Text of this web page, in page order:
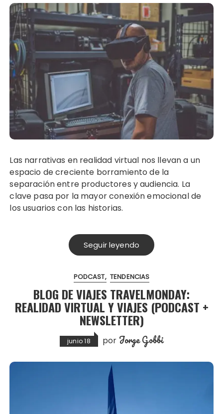
Las narrativas en realidad virtual nos llevan a un
espacio de creciente borramiento de la
separación entre productores y audiencia. La
clave pasa por la mayor conexión emocional de
los usuarios con las historias.
Seguir leyendo
PODCAST TENDENCIAS
BLOG DE VIAJES TRAVELMONDAY:
REALIDAD VIRTUAL Y VIAJES (PODCAST +
NEWSLETTER)
junio 18 por Jorge Gobbi